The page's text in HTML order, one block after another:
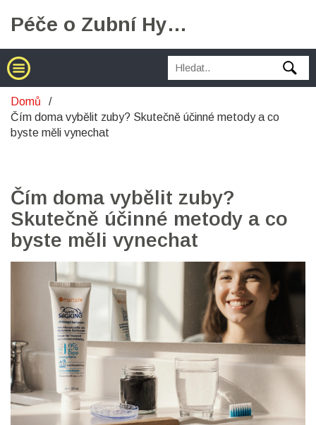
Péče o Zubní Hygienu
Domů
Čím doma vybělit zuby? Skutečně účinné metody a co
byste měli vynechat
Čím doma vybělit zuby?
Skutečně účinné metody a co
byste měli vynechat